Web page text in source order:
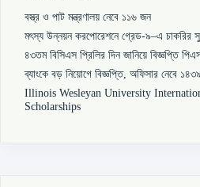
বস্ত্র ও পাট মন্ত্রণালয় নেবে ১১৬ জন
মৎস্য উন্নয়ন করপোরেশনে গ্রেড-৯–এ চাকরির
৪৩তম বিসিএস প্রিলির দিন জানিয়ে বিজ্ঞপ্তি
ব্যাংকে বড় নিয়োগে বিজ্ঞপ্তি, অফিসার নেবে
Illinois Wesleyan University
Scholarships